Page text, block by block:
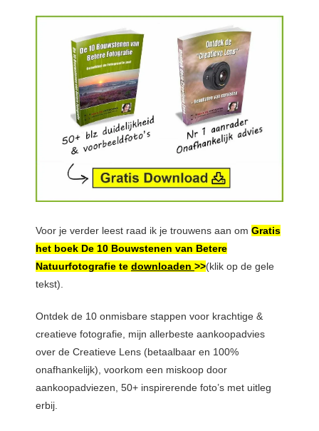
Voor je verder leest raad ik je trouwens aan om Gratis
het boek De 10 Bouwstenen van Betere
Natuurfotografie te downloaden >>(klik op de gele
tekst).
Ontdek de 10 onmisbare stappen voor krachtige &
creatieve fotografie, mijn allerbeste aankoopadvies
over de Creatieve Lens (betaalbaar en 100%
onafhankelijk), voorkom een miskoop door
aankoopadviezen, 50+ inspirerende foto’s met uitleg
erbij.